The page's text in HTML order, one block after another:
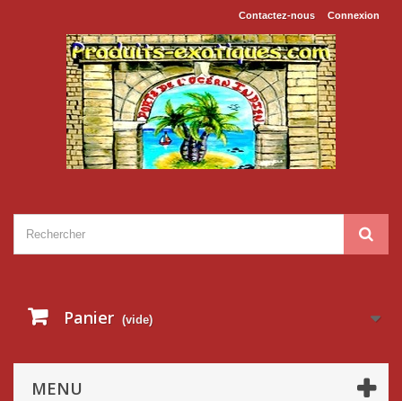
Connexion
Contactez-nous
Panier (vide)
MENU